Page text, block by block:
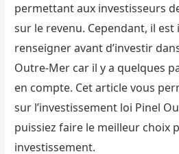
permettant aux investisseurs
sur le revenu. Cependant, il
renseigner avant d’investir
Outre-Mer car il y a quelques
en compte. Cet article vous
sur l’investissement loi Pinel
puissiez faire le meilleur choix
investissement.